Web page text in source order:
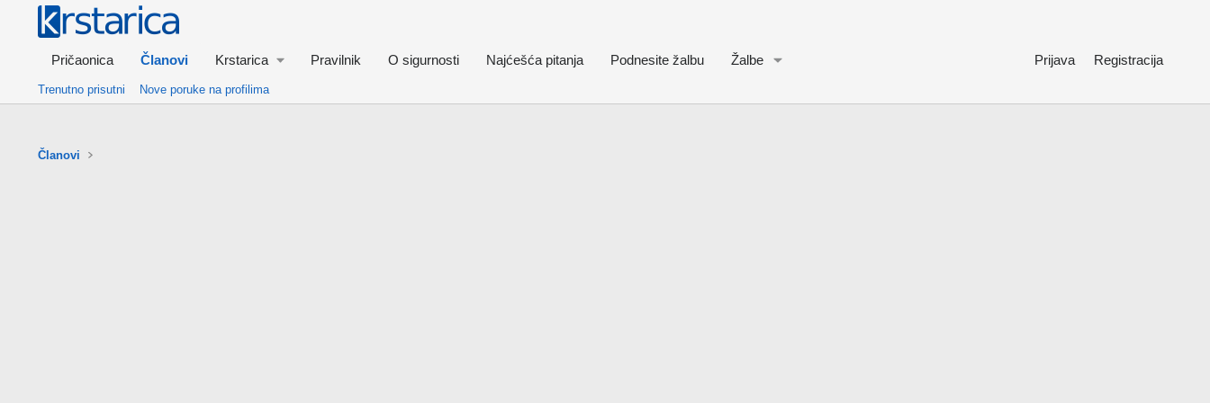
Pričaonica Članovi Krstarica Pravilnik O sigurnosti Najćešća pitanja Podnesite žalbu Žalbe Prijava Registracija
Trenutno prisutni Nove poruke na profilima
Članovi